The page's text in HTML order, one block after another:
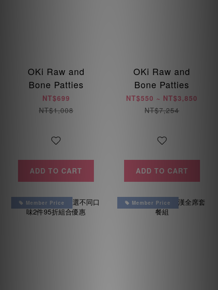
OKi Raw and
Bone Patties
NT$699
NT$1,008
ADD TO CART
OKi Raw and
Bone Patties
NT$550 ~ NT$3,850
NT$7,254
ADD TO CART
Member Price Member Price